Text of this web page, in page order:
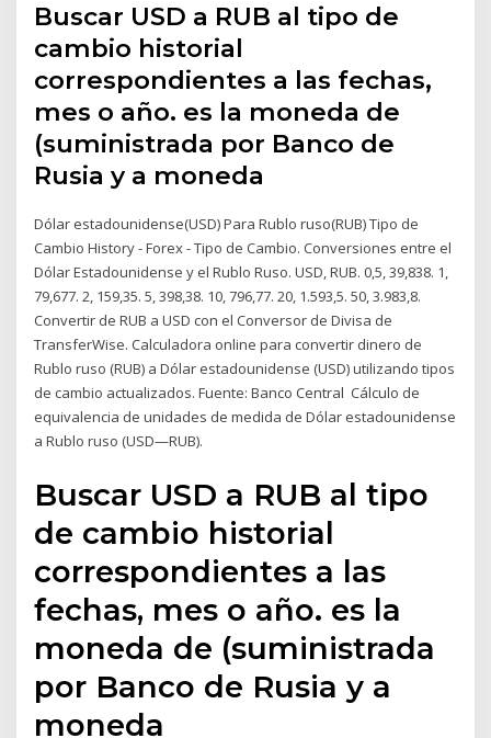
Buscar USD a RUB al tipo de
cambio historial
correspondientes a las fechas,
mes o año. es la moneda de
(suministrada por Banco de
Rusia y a moneda
Dólar estadounidense(USD) Para Rublo ruso(RUB) Tipo de
Cambio History - Forex - Tipo de Cambio. Conversiones entre el
Dólar Estadounidense y el Rublo Ruso. USD, RUB. 0,5, 39,838. 1,
79,677. 2, 159,35. 5, 398,38. 10, 796,77. 20, 1.593,5. 50, 3.983,8.
Convertir de RUB a USD con el Conversor de Divisa de
TransferWise. Calculadora online para convertir dinero de
Rublo ruso (RUB) a Dólar estadounidense (USD) utilizando tipos
de cambio actualizados. Fuente: Banco Central Cálculo de
equivalencia de unidades de medida de Dólar estadounidense
a Rublo ruso (USD—RUB).
Buscar USD a RUB al tipo
de cambio historial
correspondientes a las
fechas, mes o año. es la
moneda de (suministrada
por Banco de Rusia y a
moneda